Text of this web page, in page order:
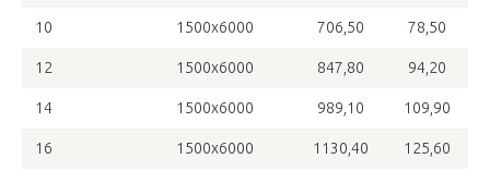
10 1500х6000 706,50 78,50
12 1500х6000 847,80 94,20
14 1500х6000 989,10 109,90
16 1500х6000 1130,40 125,60